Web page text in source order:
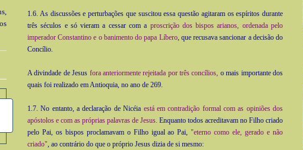
1.6. As discussões e perturbações que suscitou essa questão agitaram os espíritos durante
três séculos e só vieram a cessar com a proscrição dos bispos arianos, ordenada pelo
imperador Constantino e o banimento do papa Líbero, que recusava sancionar a decisão do
Concílio.
A divindade de Jesus fora anteriormente rejeitada por três concílios, o mais importante dos
quais foi realizado em Antioquia, no ano de 269.
1.7. No entanto, a declaração de Nicéia está em contradição formal com as opiniões dos
apóstolos e com as próprias palavras de Jesus. Enquanto todos acreditavam no Filho criado
pelo Pai, os bispos proclamavam o Filho igual ao Pai,"eterno como ele, gerado e não
criado", ao contrário do que o próprio Jesus dizia de si mesmo: